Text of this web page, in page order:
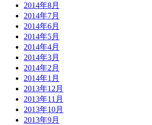
2014年8月
2014年7月
2014年6月
2014年5月
2014年4月
2014年3月
2014年2月
2014年1月
2013年12月
2013年11月
2013年10月
2013年9月